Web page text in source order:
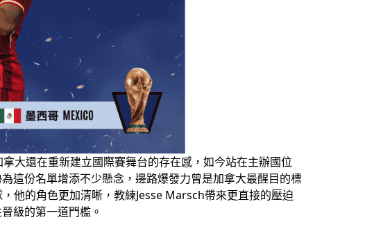
大還在重新建立國際賽舞台的存在感，如今站在主辦國位
這份名單增添不少懸念，邊路爆發力曾是加拿大最醒目的標
他的角色更加清晰，教練Jesse Marsch帶來更直接的壓迫
級的第一道門檻。